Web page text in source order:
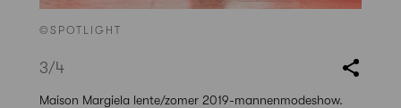
©SPOTLIGHT
3/4
Maison Margiela lente/zomer 2019-mannenmodeshow.